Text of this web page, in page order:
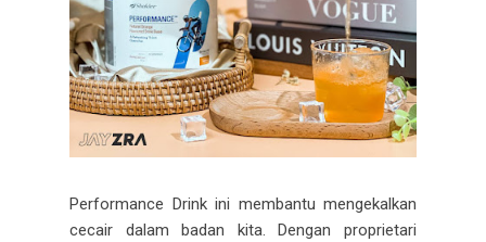
Performance Drink ini membantu mengekalkan
cecair dalam badan kita. Dengan proprietari